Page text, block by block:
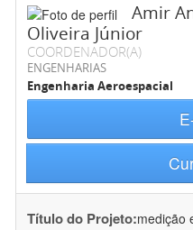
Amir
Oliveira Júnior
COORDENADOR(A)
ENGENHARIAS
Engenharia Aeroespacial
Título do Projeto:medição